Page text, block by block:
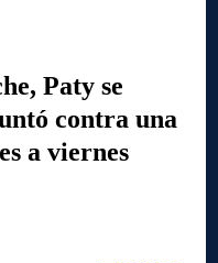
Paty se
contra una
a viernes